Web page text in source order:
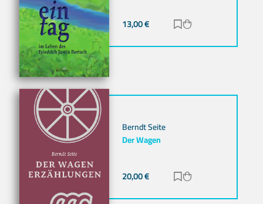
13,00€ Zur Merkliste
Berndt Seite
Der Wagen
20,00€ Zur Merkliste